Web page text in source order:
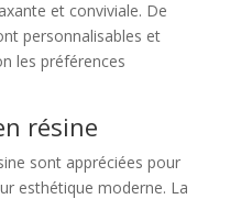
et conviviale. De
personnalisables et
les préférences
résine
sont appréciées pour
esthétique moderne. La